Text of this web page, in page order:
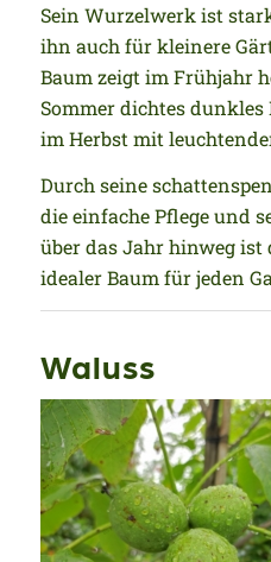
Sein Wurzelwerk ist
ihn auch für kleinere
Baum zeigt im Frühjahr
Sommer dichtes
im Herbst mit
Durch seine
die einfache Pflege und
über das Jahr hinweg ist
idealer Baum für jeden
Waluss